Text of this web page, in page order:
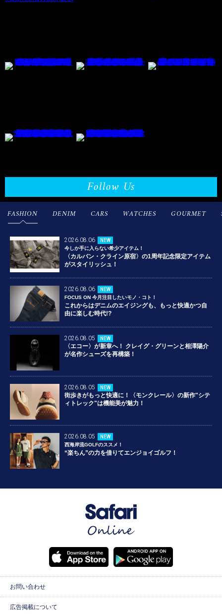
Follow Us
FASHION DENIM CARS WATCHES GOURMET
2026.08.06
NEW
今しか手に入らない希少アイテム！
〈カルバン・クライン原宿〉の1周年記念限定アイテム
がスタイリッシュ！
2026.08.06
NEW
FOCUS ON 今月注目したいモノ・コト！
これからはデニムのエイジングも、もっと快適かつ自
由に楽しむ時代!?
2026.08.05 NEW
〈エコー〉が新章へ！ クレイグ・グリーンと相澤陽介
が名作シューズを再構築！
2026.08.05 NEW
街歩きがもっと快適に！〈モンクレール〉の新作"シテ
ィトレック"は機能美が魅力！
2026.08.05
NEW
西海岸流GOLFのススメ！
“楽ちん”の力を借りてエンジョイゴルフ！
お問い合わせ
広告掲載について